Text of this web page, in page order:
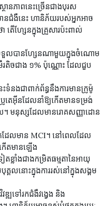
ានភាពនេះច្រើនជាងបុរស
នជំងឺនេះ ហានិភ័យរបស់អ្នកអាច
ើហ្សែនក្នុងគ្រួសារប៉ះពាល់
រទទួលបានហ្សែនណាមួយក្នុងចំណោម
មឺរតិចជាង ១% ប៉ុណ្ណោះ ដែលជួប
នងជាពាក់ព័ន្ធនឹងការមានក្រូម៉ូ
អ៊ីនដែលនាំឱ្យកើតមានទម្រង់
។ មនុស្សដែលមានរោគសញ្ញាដោន
នកដែលមាន MCI។ នៅពេលដែល
ើតមានឡើង
ខ្លាំងជាងកម្រិតធម្មតានៃអាយុ
គលនោះក្នុងការរស់នៅក្នុងសង្គម
ឍទៅរកជំងឺវង្វេង និង